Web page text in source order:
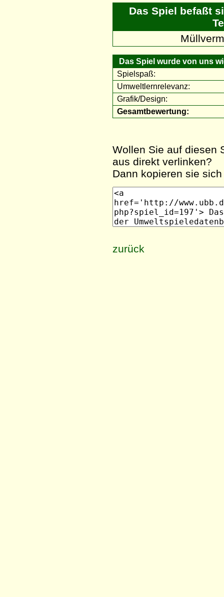
Das Spiel befaßt
Das Spiel wurde von uns
Spielspaß:
Umweltlernrelevanz:
Grafik/Design:
Gesamtbewertung:
Wollen Sie auf diesen
aus direkt verlinken?
Dann kopieren sie
zurück